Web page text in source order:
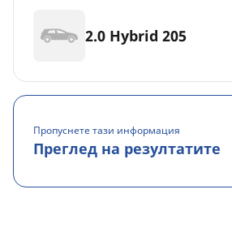
2.0 Hybrid 205
Пропуснете тази информация
Преглед на резултатите